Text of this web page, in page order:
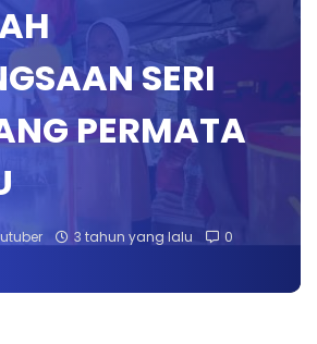
SERI
PERMATA
3 tahun yang lalu 0